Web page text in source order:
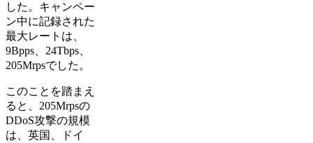
した。キャンペー
ン中に記録された
最大レートは、
9Bpps、24Tbps、
205Mrpsでした。
このことを踏まえ
ると、205Mrpsの
DDoS攻撃の規模
は、英国、ドイ